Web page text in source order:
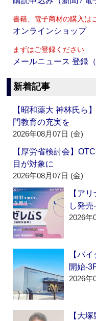
書籍、電子商材の購入は
オンラインショップ
まずはご登録ください
メールニュース 登録（
新着記事
【昭和薬大 神林氏ら
門教育の充実を
2026年08月07日 (金)
【厚労省検討会】
目が対象に
2026年08月07日 (金)
【ア
し発
2026年
【バ
開始
2026年
【大